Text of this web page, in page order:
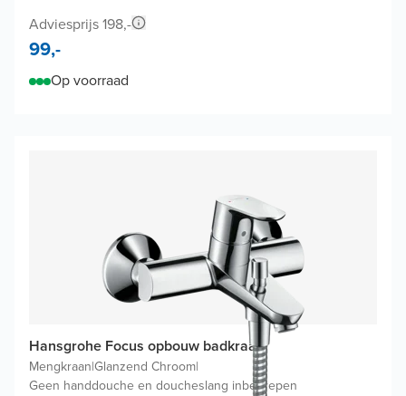
Adviesprijs 198,-
99,-
Op voorraad
Hansgrohe Focus opbouw badkraan
Mengkraan|Glanzend Chroom|
Geen handdouche en doucheslang inbegrepen